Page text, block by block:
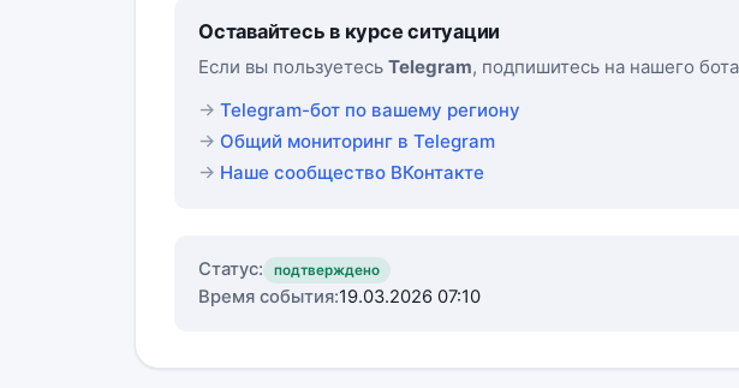
Оставайтесь в курсе ситуации
Если вы пользуетесь Telegram, подпишитесь на нашего
Telegram-бот по вашему региону
Общий мониторинг в Telegram
Наше сообщество ВКонтакте
Статус: подтверждено
Время события:19.03.2026 07:10